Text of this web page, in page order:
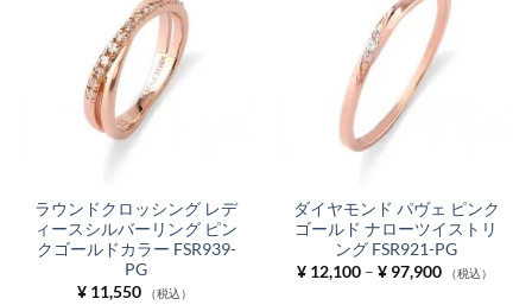
ラウンドクロッシング レデ
ィースシルバーリング ピン
クゴールドカラー FSR939-
PG
¥11,550 （税込）
ダイヤモンド パヴェ ピンク
ゴールド ナローツイストリ
ング FSR921-PG
¥12,100 – ¥97,900価
格
（税込）